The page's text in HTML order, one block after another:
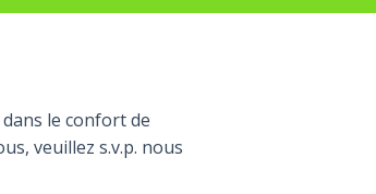
le confort de
veuillez s.v.p. nous